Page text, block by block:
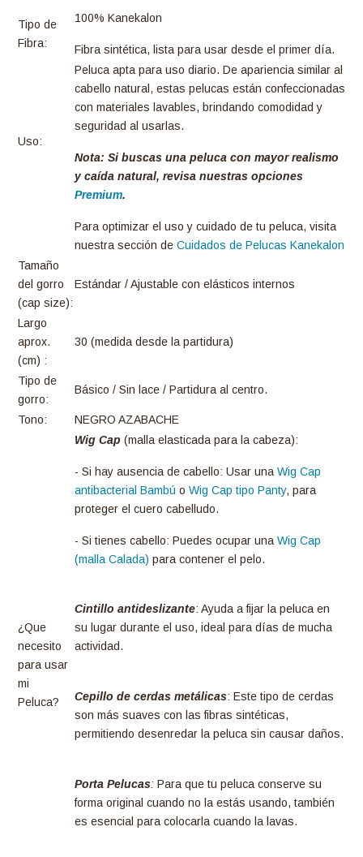
Tipo de
Fibra:
100% Kanekalon
Fibra sintética, lista para usar desde el primer día.
Uso:
Peluca apta para uso diario. De apariencia similar al
cabello natural, estas pelucas están confeccionadas
con materiales lavables, brindando comodidad y
seguridad al usarlas.
Nota: Si buscas una peluca con mayor realismo
y caída natural, revisa nuestras opciones
Premium.
Para optimizar el uso y cuidado de tu peluca, visita
nuestra sección de Cuidados de Pelucas Kanekalon
Tamaño
del gorro
(cap size):
Estándar / Ajustable con elásticos internos
Largo
aprox.
(cm) :
30 (medida desde la partidura)
Tipo de
gorro:
Básico / Sin lace / Partidura al centro.
Tono: NEGRO AZABACHE
¿Que
necesito
para usar
mi
Peluca?
Wig Cap (malla elasticada para la cabeza):
- Si hay ausencia de cabello: Usar una Wig Cap
antibacterial Bambú o Wig Cap tipo Panty, para
proteger el cuero cabelludo.
- Si tienes cabello: Puedes ocupar una Wig Cap
(malla Calada) para contener el pelo.
Cintillo antideslizante: Ayuda a fijar la peluca en
su lugar durante el uso, ideal para días de mucha
actividad.
Cepillo de cerdas metálicas: Este tipo de cerdas
son más suaves con las fibras sintéticas,
permitiendo desenredar la peluca sin causar daños.
Porta Pelucas: Para que tu peluca conserve su
forma original cuando no la estás usando, también
es esencial para colocarla cuando la lavas.